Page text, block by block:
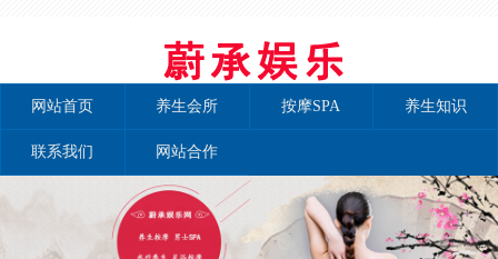
网站首页 养生会所 按摩SPA 养生知识
联系我们 网站合作